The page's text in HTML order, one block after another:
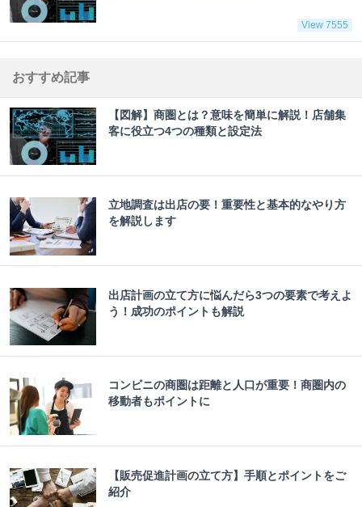
View 7555
おすすめ記事
【図解】商圏とは？意味を簡単に解説！店舗集
客に役立つ4つの種類と設定法
立地調査は出店の要！重要性と基本的なやり方
を解説します
出店計画の立て方に悩んだら3つの要素で考えよ
う！成功のポイントも解説
コンビニの商圏は距離と人口が重要！商圏内の
移動者もポイントに
【販売促進計画の立て方】手順とポイントをご
紹介